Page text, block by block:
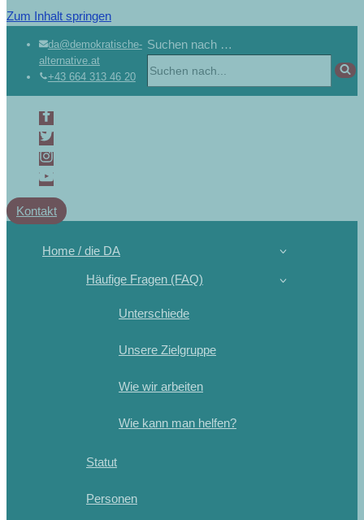
Zum Inhalt springen
da@demokratische-
alternative.at
+43 664 313 46 20
Suchen nach …
Kontakt
Home / die DA
Häufige Fragen (FAQ)
Unterschiede
Unsere Zielgruppe
Wie wir arbeiten
Wie kann man helfen?
Statut
Personen